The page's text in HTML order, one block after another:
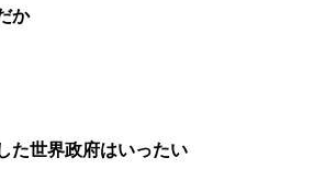
か
た世界政府はいったい